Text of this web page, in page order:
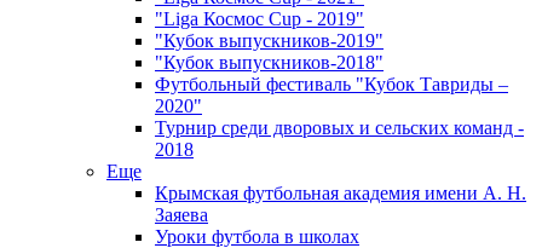
"Liga Космос Cup - 2019"
"Кубок выпускников-2019"
"Кубок выпускников-2018"
Футбольный фестиваль "Кубок Тавриды –
2020"
Турнир среди дворовых и сельских команд -
2018
Еще
Крымская футбольная академия имени А. Н.
Заяева
Уроки футбола в школах